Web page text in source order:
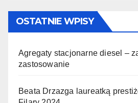
OSTATNIE WPISY
Agregaty stacjonarne diesel –
zastosowanie
Beata Drzazga laureatką